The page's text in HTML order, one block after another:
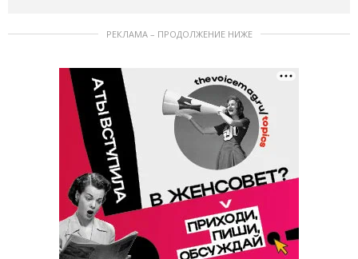
РЕКЛАМА – ПРОДОЛЖЕНИЕ НИЖЕ